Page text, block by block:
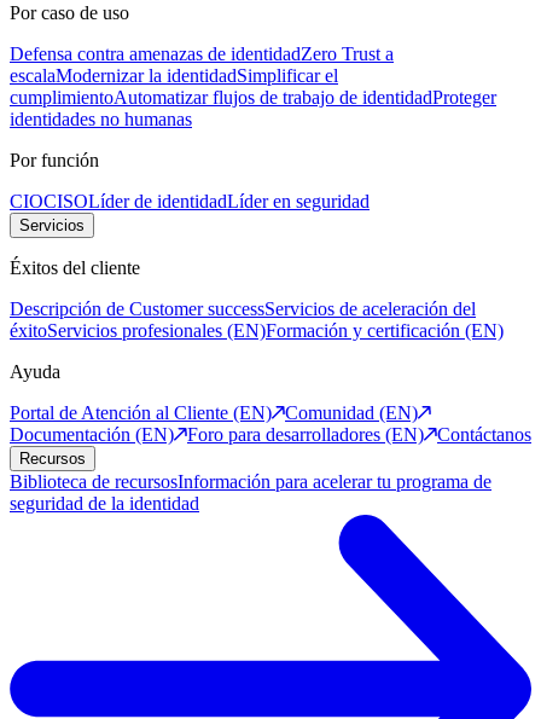
Por caso de uso
Defensa contra amenazas de identidadZero Trust a
escalaModernizar la identidadSimplificar el
cumplimientoAutomatizar flujos de trabajo de identidadProteger
identidades no humanas
Por función
CIOCISOLíder de identidadLíder en seguridad
Servicios
Éxitos del cliente
Descripción de Customer successServicios de aceleración del
éxitoServicios profesionales (EN)Formación y certificación (EN)
Ayuda
Portal de Atención al Cliente (EN)
Comunidad (EN)
Documentación (EN)
Foro para desarrolladores (EN) Contáctanos
Recursos
Biblioteca de recursosInformación para acelerar tu programa de
seguridad de la identidad